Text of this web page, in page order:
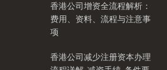
香港公司增资全流程解析：
费用、资料、流程与注意事
项
香港公司减少注册资本办理